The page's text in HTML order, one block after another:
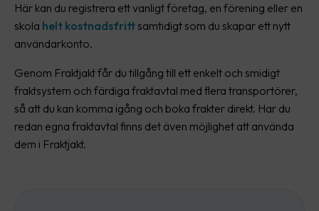
Här kan du registrera ett vanligt företag, en förening eller en
skola helt kostnadsfrittsamtidigt som du skapar ett nytt
användarkonto.
Genom Fraktjakt får du tillgång till ett enkelt och smidigt
fraktsystem och färdiga fraktavtal med flera transportörer,
så att du kan komma igång och boka frakter direkt. Har du
redan egna fraktavtal finns det även möjlighet att använda
dem i Fraktjakt.